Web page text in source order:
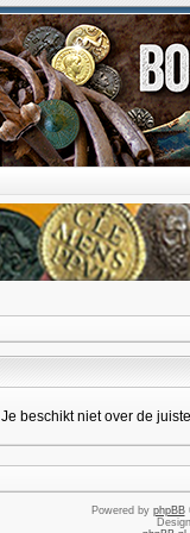
Je beschikt niet over de
Powered by phpBB